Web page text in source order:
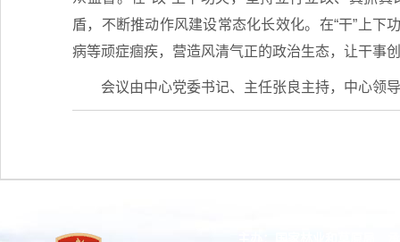
盾，不断推动作风建设常态化长效化。在“干”上
病等顽症痼疾，营造风清气正的政治生态，让干事
会议由中心党委书记、主任张良主持，中心领